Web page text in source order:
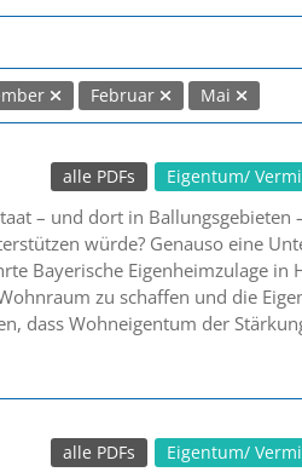
Februar Mai
Eigentum/
alle PDFs
– und dort in Ballungsgebieten
würde? Genauso eine
Bayerische Eigenheimzulage in
zu schaffen und die
dass Wohneigentum der
Eigentum/
alle PDFs